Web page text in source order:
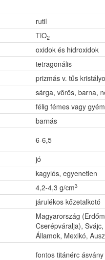
rutil
TiO2
oxidok és hidroxidok
tetragonális
prizmás v. tűs
sárga, vörös, barna,
félig fémes vagy
barnás
6-6,5
jó
kagylós, egyenetlen
4,2-4,3 g/cm3
járulékos kőzetalkotó
Magyarország
Cserépváralja),
Államok, Mexikó,
fontos titánérc ásvány